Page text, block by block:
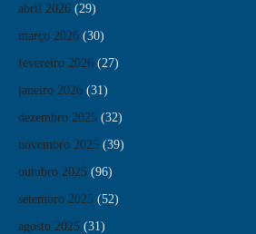
abril 2026 (29)
março 2026 (30)
fevereiro 2026 (27)
janeiro 2026 (31)
dezembro 2025 (32)
novembro 2025 (39)
outubro 2025 (96)
setembro 2025 (52)
agosto 2025 (31)